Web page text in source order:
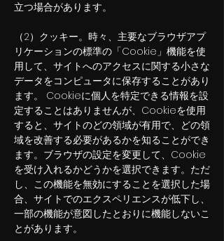
立つ場合があります。
（2）クッキー。時々、主要なブラウザアプ
リケーションの標準の「Cookie」機能を使
用して、サイトへのアクセスに関する小さな
データをコンピュータに保存することがあり
ます。 Cookieに個人を特定できる情報を設
定することはありませんが、Cookieを使用
すると、サイトのどの領域が有用で、どの領
域を改善する必要があるかを知ることができ
ます。ブラウザの設定を変更して、Cookie
を受け入れるかどうかを選択できます。ただ
し、この機能を無効にすることを選択した場
合、サイトでのエクスペリエンスが低下し、
一部の機能が意図したとおりに機能しないこ
とがあります。